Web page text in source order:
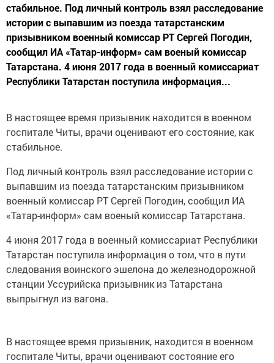
стабильное. Под личный контроль взял расследование
истории с выпавшим из поезда татарстанским
призывником военный комиссар РТ Сергей Погодин,
сообщил ИА «Татар-информ» сам военый комиссар
Татарстана. 4 июня 2017 года в военный комиссариат
Республики Татарстан поступила информация...
В настоящее время призывник находится в военном
госпитале Читы, врачи оценивают его состояние, как
стабильное.
Под личный контроль взял расследование истории с
выпавшим из поезда татарстанским призывником
военный комиссар РТ Сергей Погодин, сообщил ИА
«Татар-информ» сам военый комиссар Татарстана.
4 июня 2017 года в военный комиссариат Республики
Татарстан поступила информация о том, что в пути
следования воинского эшелона до железнодорожной
станции Уссурийска призывник из Татарстана
выпрыгнул из вагона.
В настоящее время призывник, находится в военном
госпитале Читы, врачи оценивают состояние его